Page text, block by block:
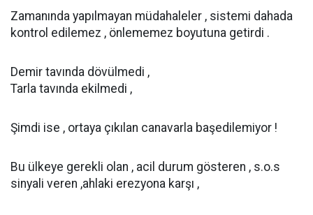
Zamanında yapılmayan müdahaleler , sistemi dahada
kontrol edilemez , önlememez boyutuna getirdi .
Demir tavında dövülmedi ,
Tarla tavında ekilmedi ,
Şimdi ise , ortaya çıkılan canavarla başedilemiyor !
Bu ülkeye gerekli olan , acil durum gösteren , s.o.s
sinyali veren ,ahlaki erezyona karşı ,